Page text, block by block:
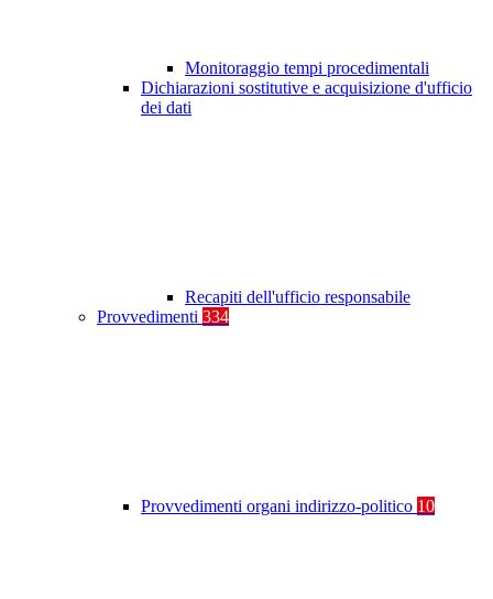
Monitoraggio tempi procedimentali
Dichiarazioni sostitutive e acquisizione d'ufficio
dei dati
Recapiti dell'ufficio responsabile
Provvedimenti 334
Provvedimenti organi indirizzo-politico 10